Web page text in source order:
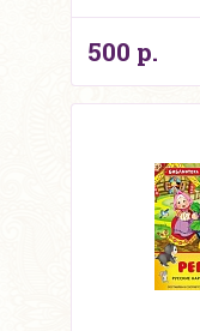
500 р.